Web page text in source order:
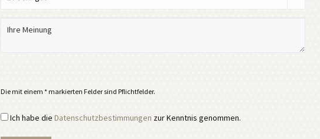
Die mit einem * markierten Felder sind Pflichtfelder.
Ich habe die Datenschutzbestimmungen zur Kenntnis genommen.